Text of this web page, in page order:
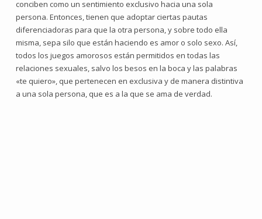
conciben como un sentimiento exclusivo hacia una sola
persona. Entonces, tienen que adoptar ciertas pautas
diferenciadoras para que la otra persona, y sobre todo ella
misma, sepa silo que están haciendo es amor o solo sexo. Así,
todos los juegos amorosos están permitidos en todas las
relaciones sexuales, salvo los besos en la boca y las palabras
«te quiero», que pertenecen en exclusiva y de manera distintiva
a una sola persona, que es a la que se ama de verdad.